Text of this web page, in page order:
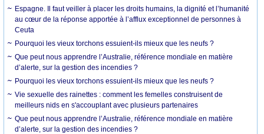
Espagne. Il faut veiller à placer les droits humains, la dignité et l’humanité
au cœur de la réponse apportée à l’afflux exceptionnel de personnes à
Ceuta
Pourquoi les vieux torchons essuient-ils mieux que les neufs ?
Que peut nous apprendre l’Australie, référence mondiale en matière
d’alerte, sur la gestion des incendies ?
Pourquoi les vieux torchons essuient-ils mieux que les neufs ?
Vie sexuelle des rainettes : comment les femelles construisent de
meilleurs nids en s'accouplant avec plusieurs partenaires
Que peut nous apprendre l’Australie, référence mondiale en matière
d’alerte, sur la gestion des incendies ?